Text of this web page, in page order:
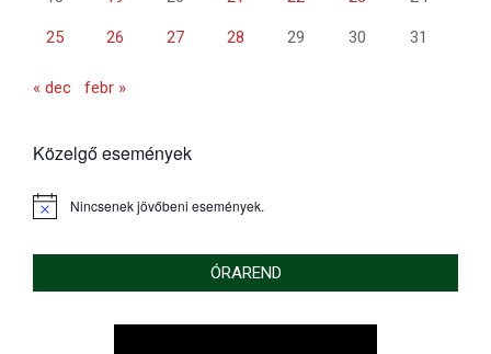
25 26 27 28 29 30 31
« dec febr »
Közelgő események
Notice Nincsenek jövőbeni események.
ÓRAREND